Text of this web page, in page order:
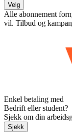
Velg
Alle abonnement
vil. Tilbud og
Enkel betaling med
Bedrift eller student?
Sjekk om din
Sjekk